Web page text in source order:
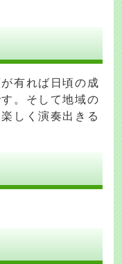
有れば日頃の成
。そして地域の
しく演奏出きる